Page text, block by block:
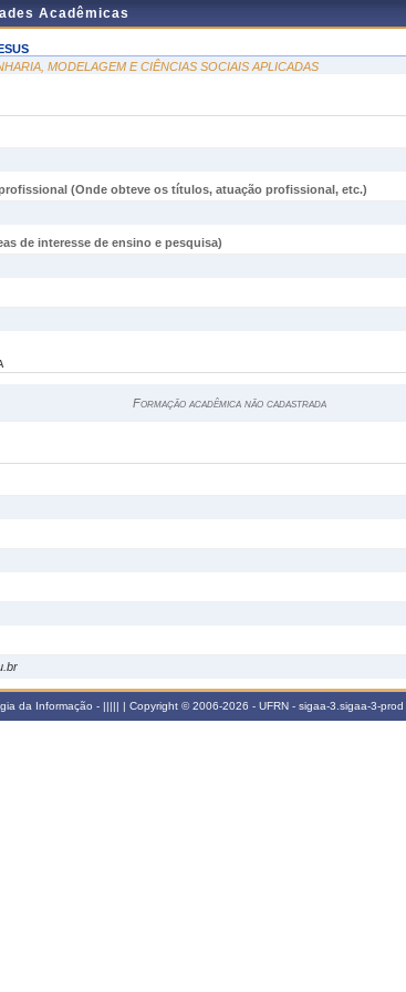
Acadêmicas
MODELAGEM E CIÊNCIAS SOCIAIS APLICADAS
(Onde obteve os títulos, atuação profissional, etc.)
de interesse de ensino e pesquisa)
Formação acadêmica não cadastrada
da Informação - ||||| | Copyright © 2006-2026 - UFRN - sigaa-3.sigaa-3-prod